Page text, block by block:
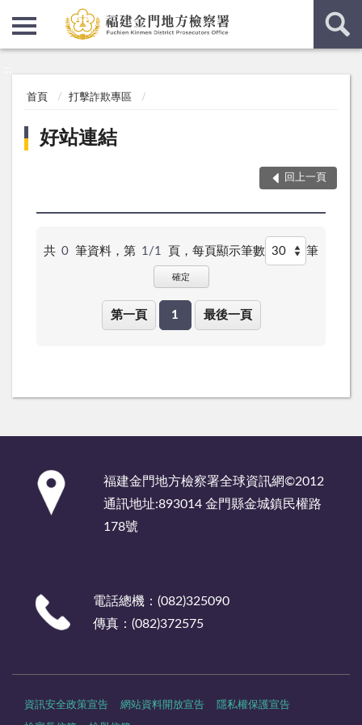
首頁 打擊詐欺專區
好站連結
回上一頁
共 0 筆資料，第 1/1 頁， 每頁顯示筆數 筆
確定
第一頁 1 最後一頁
福建金門地方檢察署全球資訊網©2012
通訊地址:893014 金門縣金城鎮民權路
178號
電話總機：(082)325090
傳真：(082)372575
資訊安全政策宣告 網站資料開放宣告 隱私權保護宣告